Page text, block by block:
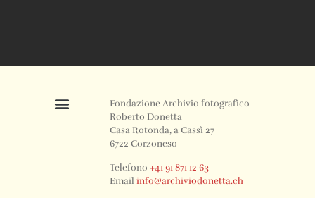
Fondazione Archivio fotografico
Roberto Donetta
Casa Rotonda, a Cassì 27
6722 Corzoneso
Telefono+41 91 871 12 63
Emailinfo@archiviodonetta.ch